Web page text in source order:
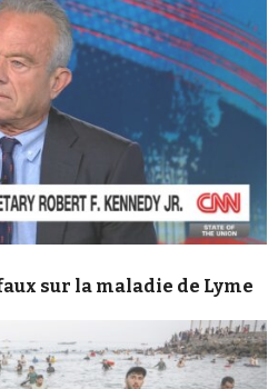
sur la maladie de Lyme